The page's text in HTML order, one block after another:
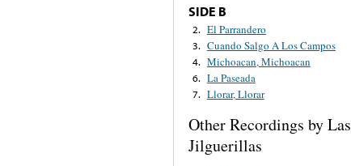
SIDE B
2. El Parrandero
3. Cuando Salgo A Los Campos
4. Michoacan, Michoacan
6. La Paseada
7. Llorar, Llorar
Other Recordings by Las
Jilguerillas